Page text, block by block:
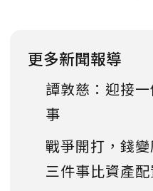
更多新聞報導
譚敦慈：迎接
事
戰爭開打，錢
三件事比資產配